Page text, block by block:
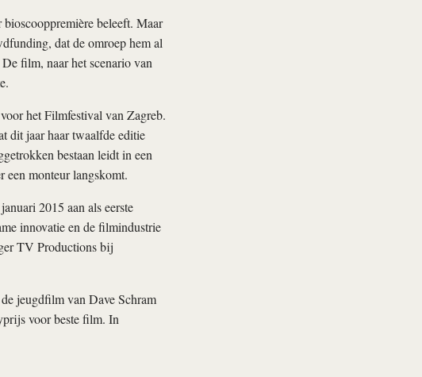
beleeft. Maar
dat de omroep hem al
film, naar het scenario van
het Filmfestival van Zagreb.
dit jaar haar twaalfde editie
bestaan leidt in een
een monteur langskomt.
2015 aan als eerste
innovatie en de filmindustrie
TV Productions bij
jeugdfilm van Dave Schram
voor beste film. In